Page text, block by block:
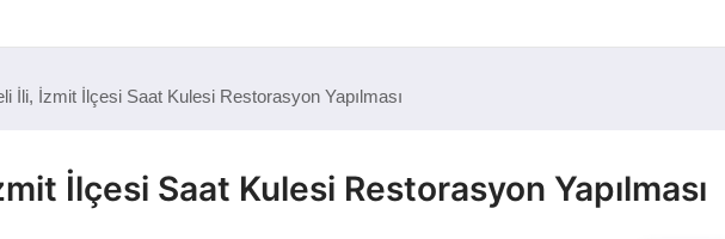
İli, İzmit İlçesi Saat Kulesi Restorasyon Yapılması
İlçesi Saat Kulesi Restorasyon Yapılması